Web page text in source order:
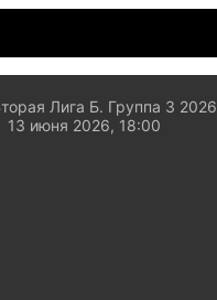
Лига Б. Группа 3 2026
13 июня 2026, 18:00